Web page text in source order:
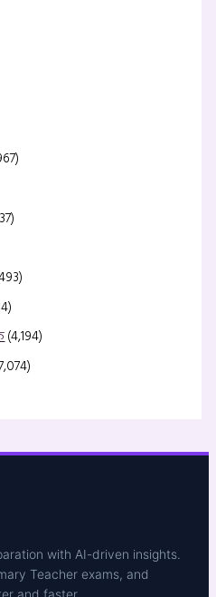
(4,194)
with AI-driven insights.
Teacher exams, and